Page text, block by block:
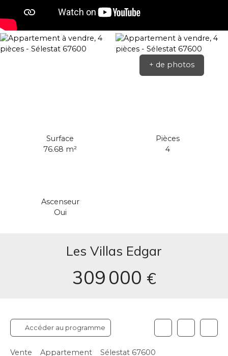
+ de photos
Surface
76.68 m²
Pièces
4
Ascenseur
Oui
Les Villas Edgar
309 000 €
Accéder au programme
Vente Appartement
Sélestat 67600